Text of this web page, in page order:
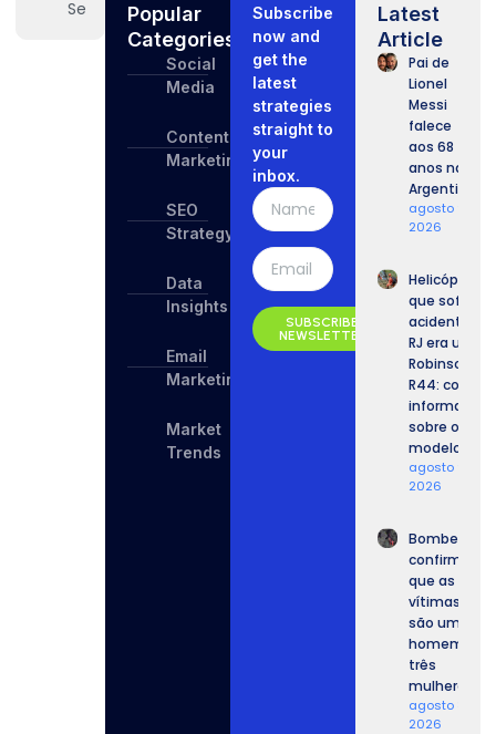
Popular
Categories
Social
Media
Content
Marketing
SEO
Strategy
Data
Insights
Email
Marketing
Market
Trends
Subscribe
now and
get the
latest
strategies
straight to
your
inbox.
SUBSCRIBE
NEWSLETTER
Latest
Article
Pai de
Lionel
Messi
falece
aos 68
anos na
Argentina
agosto 9,
2026
Helicóptero
que sofreu
acidente no
RJ era um
Robinson
R44: confira
informações
sobre o
modelo.
agosto 9,
2026
Bombeiros
confirmam
que as
vítimas
são um
homem e
três
mulheres.
agosto 8,
2026